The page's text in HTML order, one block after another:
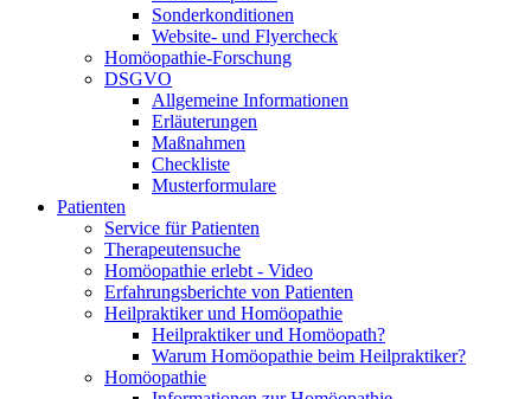
Sonderkonditionen
Website- und Flyercheck
Homöopathie-Forschung
DSGVO
Allgemeine Informationen
Erläuterungen
Maßnahmen
Checkliste
Musterformulare
Patienten
Service für Patienten
Therapeutensuche
Homöopathie erlebt - Video
Erfahrungsberichte von Patienten
Heilpraktiker und Homöopathie
Heilpraktiker und Homöopath?
Warum Homöopathie beim Heilpraktiker?
Homöopathie